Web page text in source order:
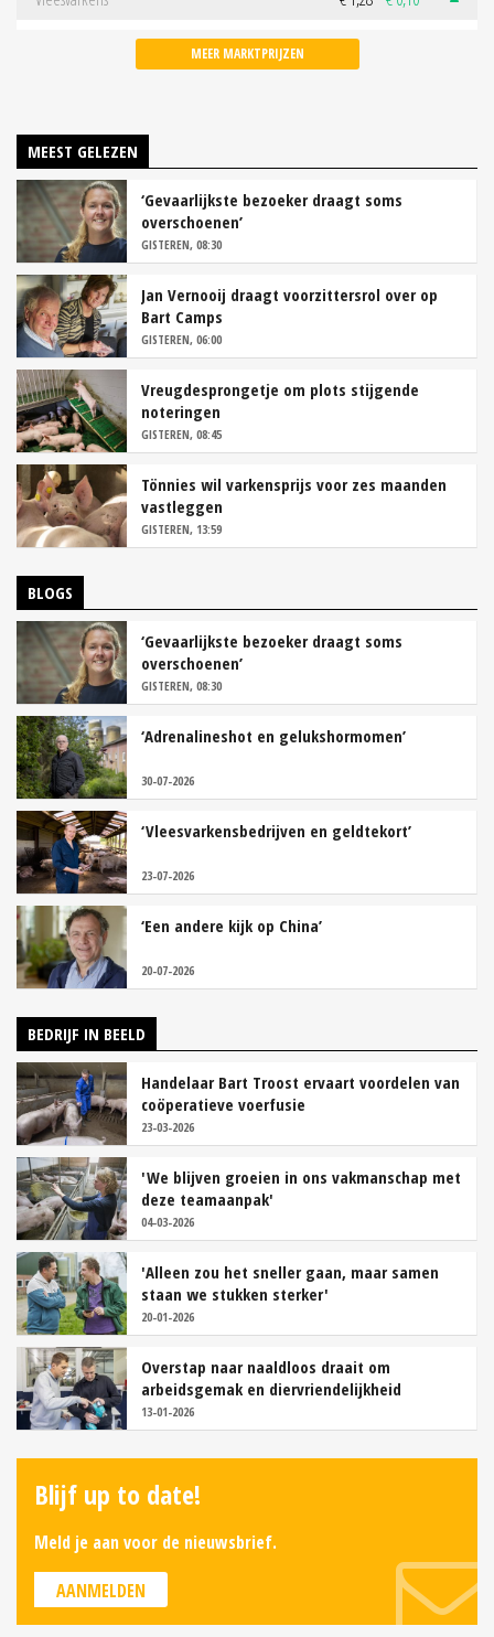
MEER MARKTPRIJZEN
MEEST GELEZEN
‘Gevaarlijkste bezoeker draagt soms
overschoenen’
GISTEREN, 08:30
Jan Vernooij draagt voorzittersrol over op
Bart Camps
GISTEREN, 06:00
Vreugdesprongetje om plots stijgende
noteringen
GISTEREN, 08:45
Tönnies wil varkensprijs voor zes maanden
vastleggen
GISTEREN, 13:59
BLOGS
‘Gevaarlijkste bezoeker draagt soms
overschoenen’
GISTEREN, 08:30
‘Adrenalineshot en gelukshormomen’
30-07-2026
‘Vleesvarkensbedrijven en geldtekort’
23-07-2026
‘Een andere kijk op China’
20-07-2026
BEDRIJF IN BEELD
Handelaar Bart Troost ervaart voordelen van
coöperatieve voerfusie
23-03-2026
'We blijven groeien in ons vakmanschap met
deze teamaanpak'
04-03-2026
'Alleen zou het sneller gaan, maar samen
staan we stukken sterker'
20-01-2026
Overstap naar naaldloos draait om
arbeidsgemak en diervriendelijkheid
13-01-2026
Blijf up to date!
Meld je aan voor de nieuwsbrief.
AANMELDEN